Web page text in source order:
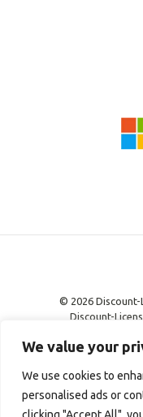
We value your
We use cookies to
personalised ads or
© 2026 Discount-
Discount-
Aspetti Legali